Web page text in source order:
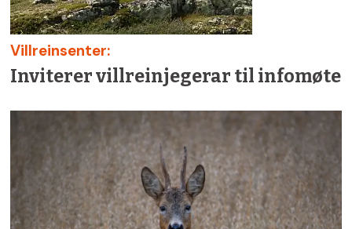
Villreinsenter:
Inviterer villreinjegerar til infomøte